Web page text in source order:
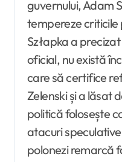
guvernului, Adam
tempereze
Szłapka a
oficial, nu există
care să certifice
Zelenski și a lăsat
politică folosește
atacuri
polonezi remarcă